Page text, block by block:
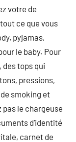
votre de
ce que vous
pyjamas,
le baby. Pour
tops qui
pressions,
smoking et
pas le chargeuse
d’identité
carnet de